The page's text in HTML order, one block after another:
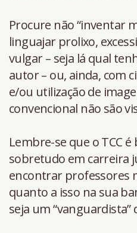
Procure não “inventar
linguajar prolixo,
vulgar – seja lá qual
autor – ou, ainda, com
e/ou utilização de
convencional não são
Lembre-se que o TCC
sobretudo em carreira
encontrar professores
quanto a isso na sua
seja um “vanguardista”